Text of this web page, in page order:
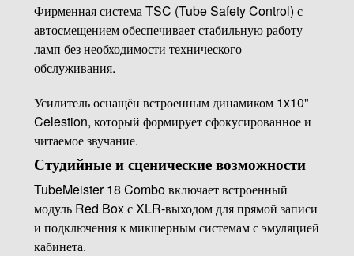
Фирменная система TSC (Tube Safety Control) с
автосмещением обеспечивает стабильную работу
ламп без необходимости технического
обслуживания.
Усилитель оснащён встроенным динамиком 1x10"
Celestion, который формирует сфокусированное и
читаемое звучание.
Студийные и сценические возможности
TubeMeister 18 Combo включает встроенный
модуль Red Box с XLR-выходом для прямой записи
и подключения к микшерным системам с эмуляцией
кабинета.